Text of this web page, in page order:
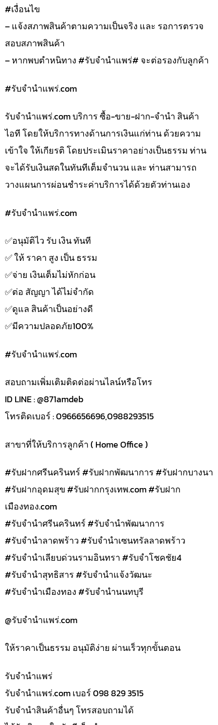
#เงื่อนไข
– แจ้งสภาพสินค้าตามความเป็นจริง และ รอการตรวจ
สอบสภาพสินค้า
– หากพบตำหนิทาง #รับจำนำแพร่# จะต่อรองกับลูกค้า
#รับจํานําแพร่.com
รับจํานําแพร่.com บริการ ซื้อ-ขาย-ฝาก-จำนำ สินค้า
ไอที โดยให้บริการทางด้านการเงินแก่ท่าน ด้วยความ
เข้าใจ ให้เกียรติ โดยประเมินราคาอย่างเป็นธรรม ท่าน
จะได้รับเงินสดในทันทีเต็มจำนวน และ ท่านสามารถ
วางแผนการผ่อนชำระค่าบริการได้ด้วยตัวท่านเอง
#รับจํานําแพร่.com
✅️อนุมัติไว รับ เงิน ทันที
✅️ ให้ ราคา สูง เป็น ธรรม
✅️จ่าย เงินเต็มไม่หักก่อน
✅️ต่อ สัญญา ได้ไม่จำกัด
✅️ดูแล สินค้าเป็นอย่างดี
✅️มีความปลอดภัย100%
#รับจํานําแพร่.com
สอบถามเพิ่มเติมติดต่อผ่านไลน์หรือโทร
ID LINE : @871amdeb
โทรติดเบอร์ : 0966656696,0988293515
สาขาที่ให้บริการลูกค้า ( Home Office )
#รับฝากศรีนครินทร์ #รับฝากพัฒนาการ #รับฝากบางนา
#รับฝากอุดมสุข #รับฝากกรุงเทพ.com #รับฝาก
เมืองทอง.com
#รับจำนำศรีนครินทร์ #รับจำนำพัฒนาการ
#รับจำนำลาดพร้าว #รับจำนำเซนทรัลลาดพร้าว
#รับจำนำเลียบด่วนรามอินทรา #รับจำโชคชัย4
#รับจำนำสุทธิสาร #รับจำนำแจ้งวัฒนะ
#รับจำนำเมืองทอง #รับจำนำนนทบุรี
@รับจํานําแพร่.com
ให้ราคาเป็นธรรม อนุมัติง่าย ผ่านเร็วทุกขั้นตอน
รับจํานำแพร่
รับจํานําแพร่.com เบอร์ 098 829 3515
รับจำนำสินค้าอื่นๆ โทรสอบถามได้